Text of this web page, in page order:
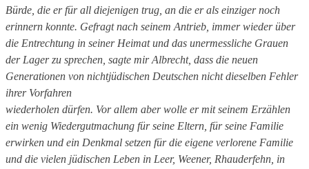
Bürde, die er für all diejenigen trug, an die er als einziger noch
erinnern konnte. Gefragt nach seinem Antrieb, immer wieder über
die Entrechtung in seiner Heimat und das unermessliche Grauen
der Lager zu sprechen, sagte mir Albrecht, dass die neuen
Generationen von nichtjüdischen Deutschen nicht dieselben Fehler
ihrer Vorfahren
wiederholen dürfen. Vor allem aber wolle er mit seinem Erzählen
ein wenig Wiedergutmachung für seine Eltern, für seine Familie
erwirken und ein Denkmal setzen für die eigene verlorene Familie
und die vielen jüdischen Leben in Leer, Weener, Rhauderfehn, in